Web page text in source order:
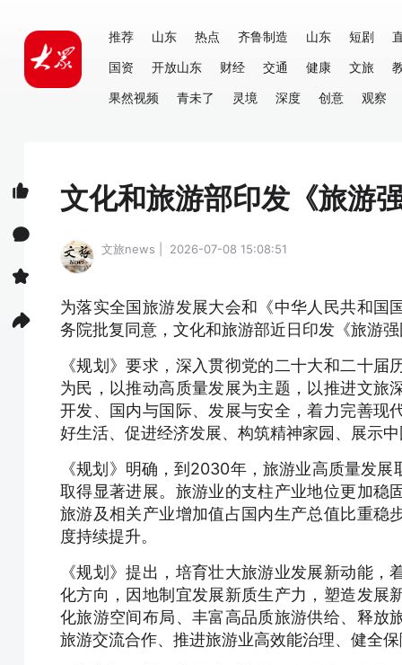
推荐 山东 热点 齐鲁制造 山东 短剧
国资
开放山东 财经 交通 健康 文旅
果然视频
青未了 灵境 深度 创意 观察
文化和旅游部印发《旅游
文旅news | 2026-07-08 15:08:51
为落实全国旅游发展大会和《中华人民共和国
务院批复同意，文化和旅游部近日印发《旅游
《规划》要求，深入贯彻党的二十大和二十
为民，以推动高质量发展为主题，以推进文旅
开发、国内与国际、发展与安全，着力完善现
好生活、促进经济发展、构筑精神家园、展示
《规划》明确，到2030年，旅游业高质量发
取得显著进展。旅游业的支柱产业地位更加稳
旅游及相关产业增加值占国内生产总值比重稳
度持续提升。
《规划》提出，培育壮大旅游业发展新动能
化方向，因地制宜发展新质生产力，塑造发展
化旅游空间布局、丰富高品质旅游供给、释放
旅游交流合作、推进旅游业高效能治理、健全